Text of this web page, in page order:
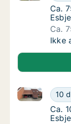
Ca.
Ca.
Ca.
Ca.
Ikke
Ca.
10
Ca. 105 m2
Ca.
Ca.